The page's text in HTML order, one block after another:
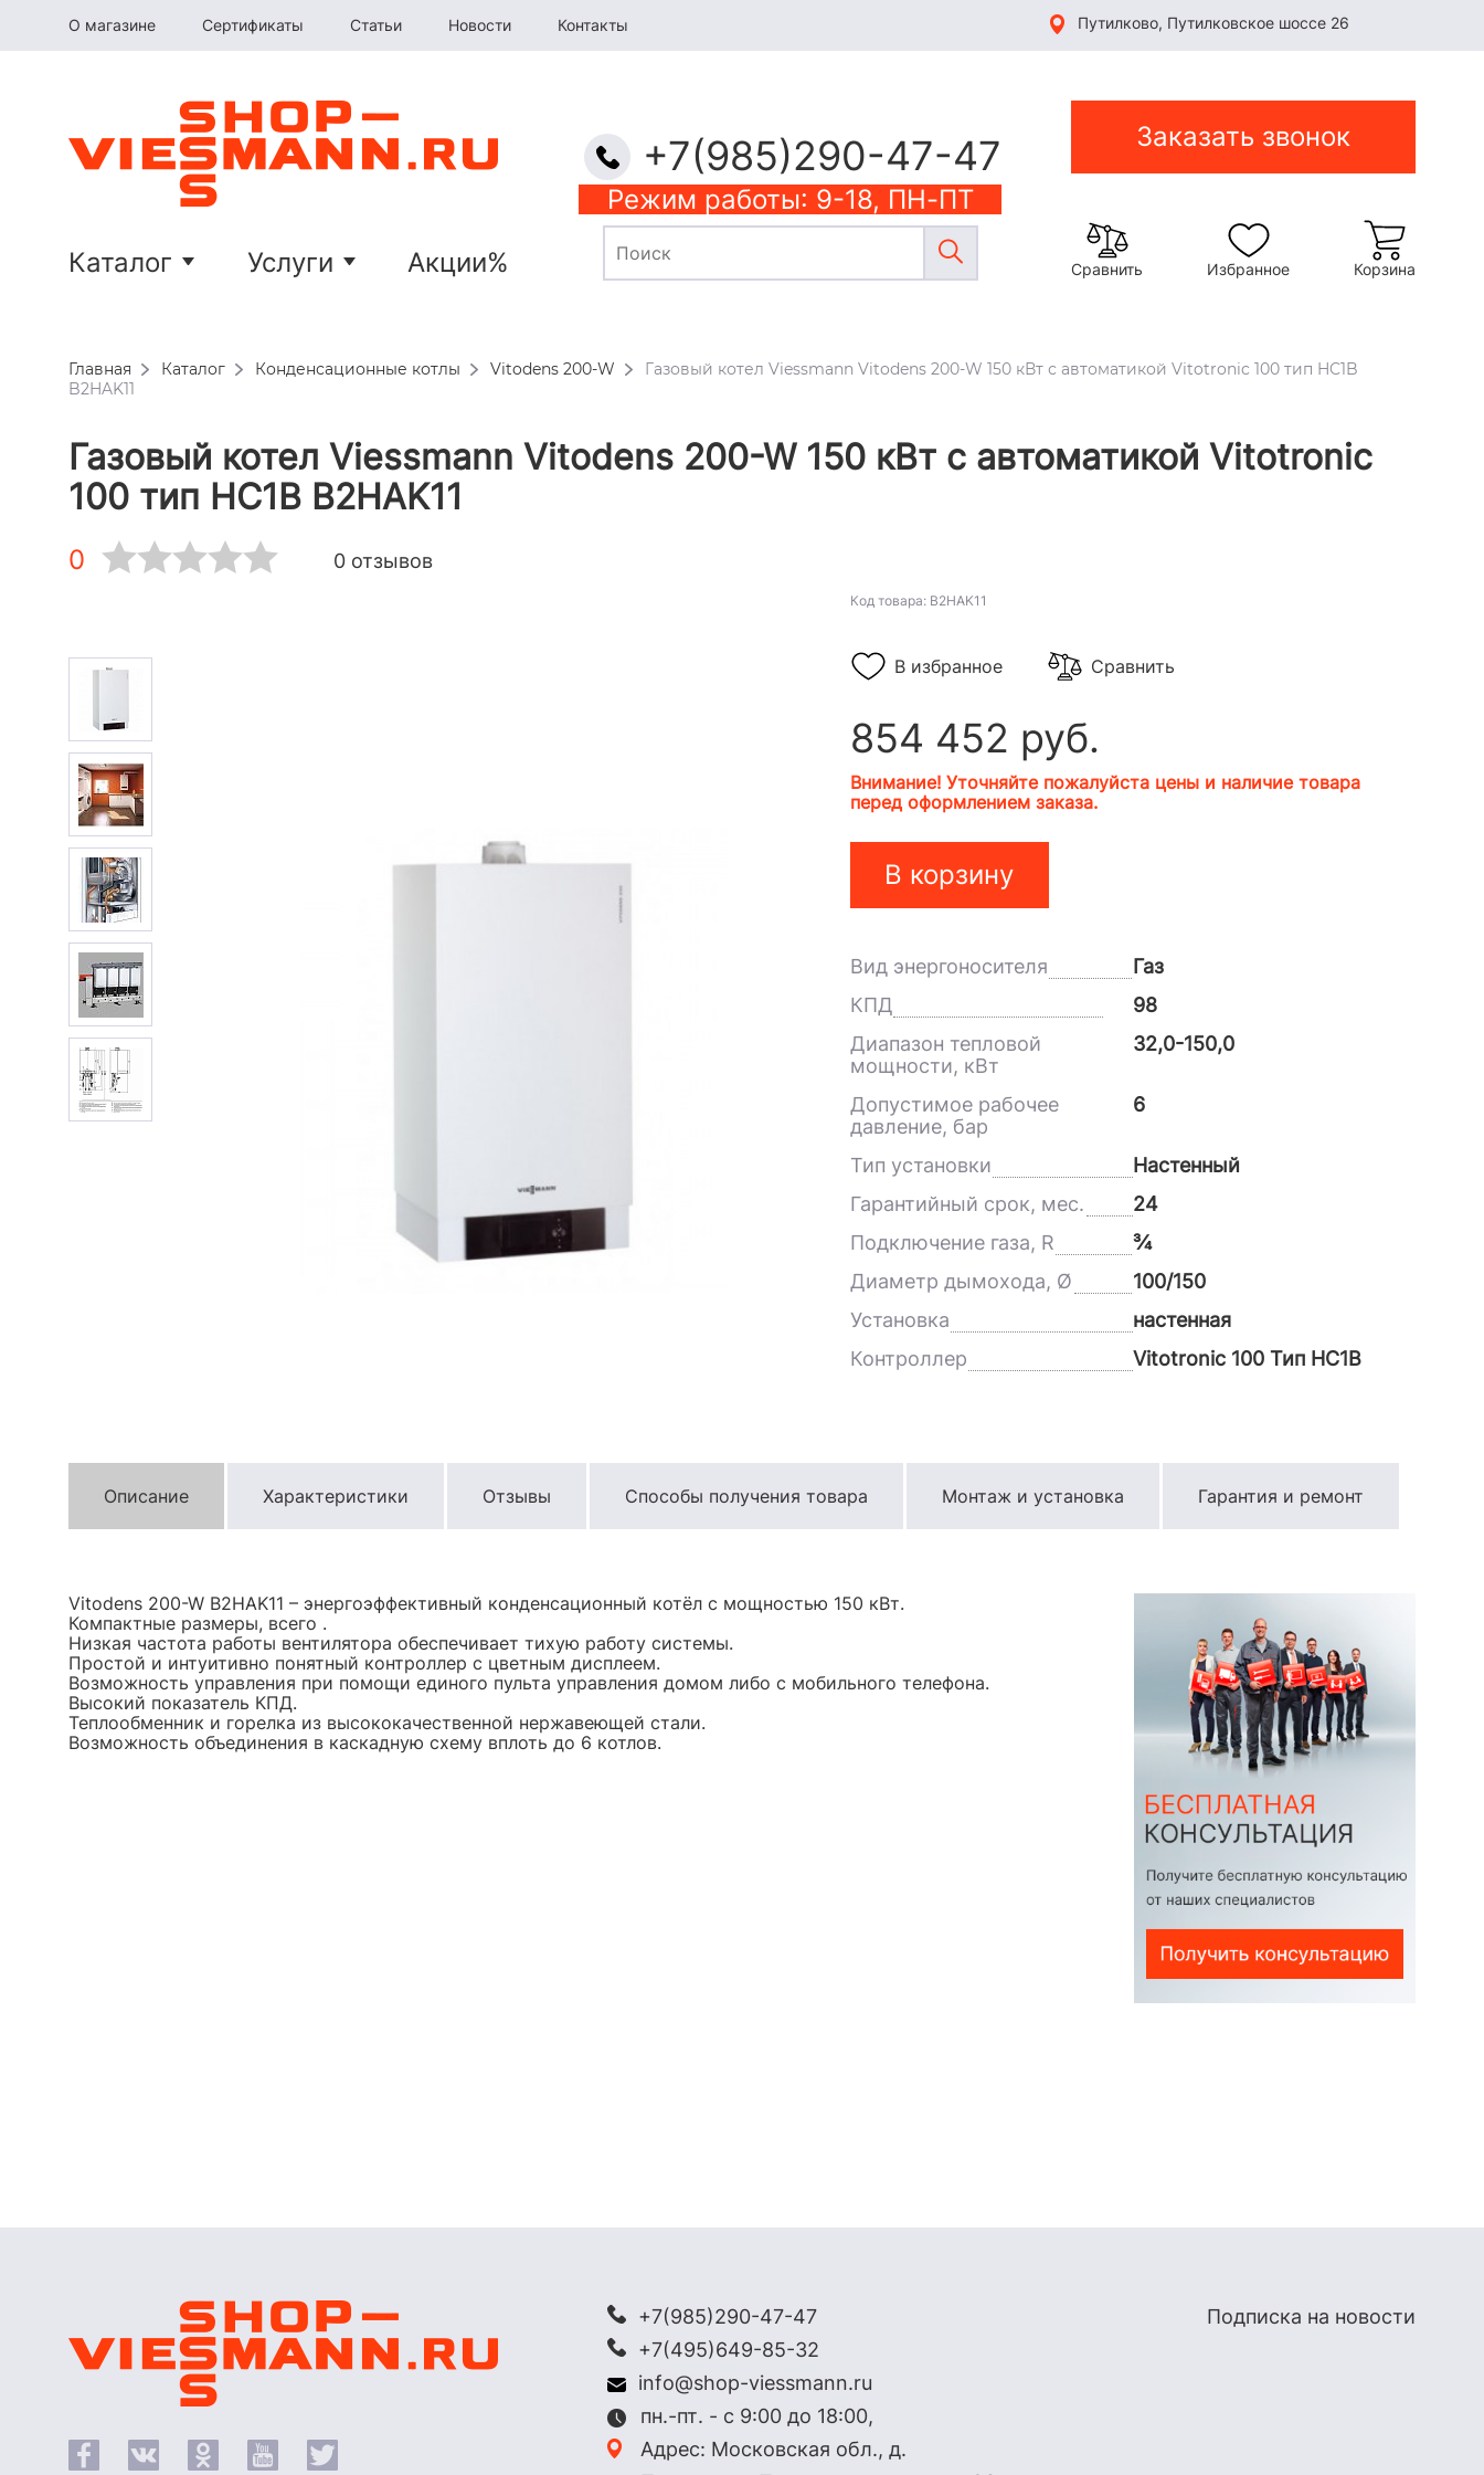
О магазине Сертификаты Статьи Новости Контакты Путилково, Путилковское шоссе 26
Каталог Услуги Акции%
+7(985)290-47-47
Режим работы: 9-18, ПН-ПТ
Заказать звонок
Сравнить Избранное Корзина
Главная Каталог Конденсационные котлы Vitodens 200-W
Газовый котел Viessmann Vitodens 200-W 150 кВт с автоматикой Vitotronic 100 тип HC1B
B2HAK11
Газовый котел Viessmann Vitodens 200-W 150 кВт с автоматикой Vitotronic
100 тип HC1B B2HAK11
0 0 отзывов
Код товара: B2HAK11
В избранное Сравнить
854 452 руб.
Внимание! Уточняйте пожалуйста цены и наличие товара
перед оформлением заказа.
В корзину
Вид энергоносителя
Газ
КПД
98
Диапазон тепловой
мощности, кВт
32,0-150,0
Допустимое рабочее
давление, бар
6
Тип установки
Настенный
Гарантийный срок, мес.
24
Подключение газа, R
¾
Диаметр дымохода, Ø
100/150
Установка
настенная
Контроллер
Vitotronic 100 Тип HC1B
Описание Характеристики Отзывы Способы получения товара Монтаж и установка Гарантия и ремонт
Vitodens 200-W B2HAK11 – энергоэффективный конденсационный котёл с мощностью 150 кВт.
Компактные размеры, всего .
Низкая частота работы вентилятора обеспечивает тихую работу системы.
Простой и интуитивно понятный контроллер с цветным дисплеем.
Возможность управления при помощи единого пульта управления домом либо с мобильного телефона.
Высокий показатель КПД.
Теплообменник и горелка из высококачественной нержавеющей стали.
Возможность объединения в каскадную схему вплоть до 6 котлов.
+7(985)290-47-47
+7(495)649-85-32
info@shop-viessmann.ru
пн.-пт. - с 9:00 до 18:00,
Адрес: Московская обл., д.
Подписка на новости